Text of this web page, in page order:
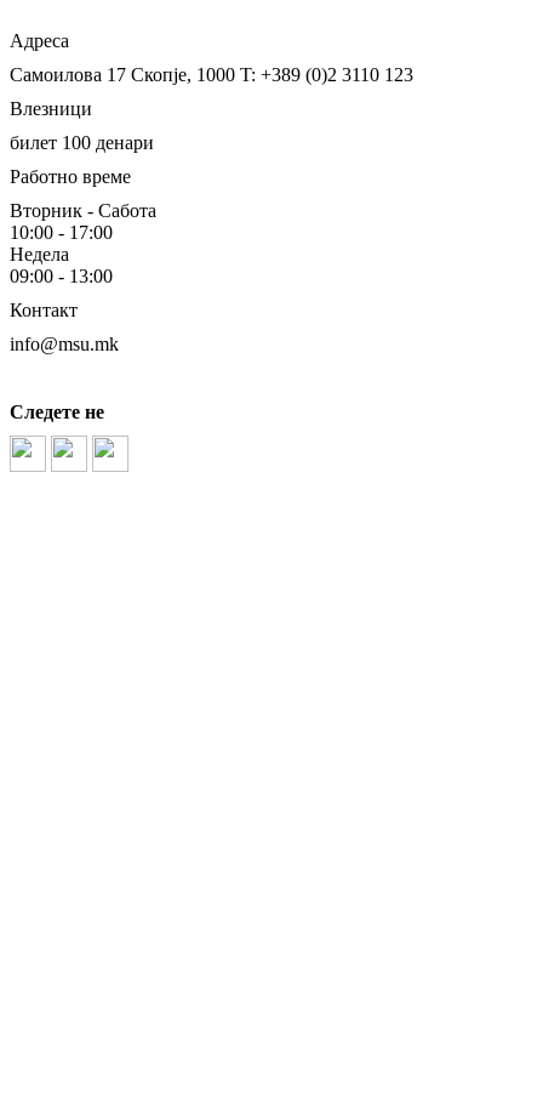
Адреса
Самоилова 17 Скопје, 1000 T: +389 (0)2 3110 123
Влезници
билет 100 денари
Работно време
Вторник - Сабота
10:00 - 17:00
Недела
09:00 - 13:00
Контакт
info@msu.mk
Следете не